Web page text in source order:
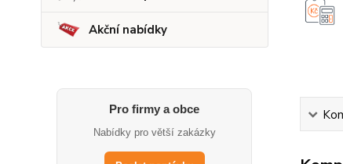
Akční nabídky
Pro firmy a obce
Nabídky pro větší zakázky